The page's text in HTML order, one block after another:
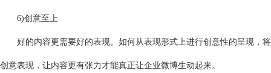
6)创意至上
好的内容更需要好的表现。如何从表现形式上进行创意性的呈现，将
创意表现，让内容更有张力才能真正让企业微博生动起来。